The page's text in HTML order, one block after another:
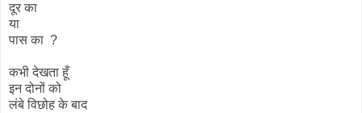
दूर का
या
पास का ?
कभी देखता हूँ
इन दोनों को
लंबे विछोह के बाद